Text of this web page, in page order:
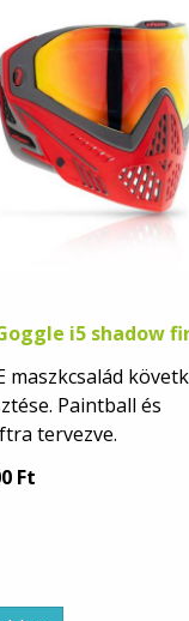
i5 shadow
maszkcsalád
Paintball és
tervezve.
Ft